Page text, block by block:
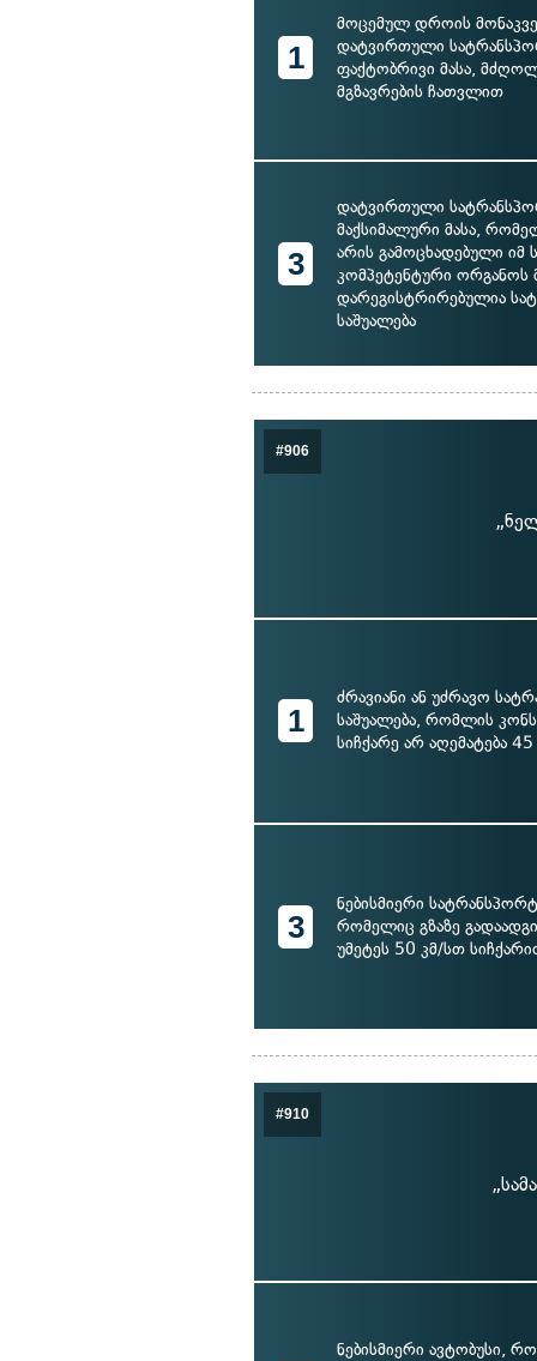
1
მოცემულ დროის
დატვირთული
ფაქტობრივი მასა,
მგზავრების ჩათვლით
3
დატვირთული
მაქსიმალური მასა,
არის გამოცხადებული იმ
კომპეტენტური
დარეგისტრირებულია
საშუალება
#906
1
ძრავიანი ან უძრავო
საშუალება, რომლის
სიჩქარე არ აღემატება
3
ნებისმიერი
რომელიც გზაზე
უმეტეს 50 კმ/სთ
#910
ნებისმიერი ავტობუსი,